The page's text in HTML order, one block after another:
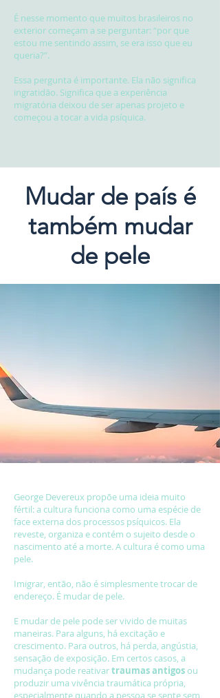
É nesse momento que muitos brasileiros no
exterior começam a se perguntar: “por que
estou me sentindo assim, se era isso que eu
queria?”.
Essa pergunta é importante. Ela não significa
ingratidão. Significa que a experiência
migratória deixou de ser apenas projeto e
começou a tocar a vida psíquica.
Mudar de país é
também mudar
de pele
George Devereux propõe uma ideia muito
fértil: a cultura funciona como uma espécie de
face externa dos processos psíquicos. Ela
reveste, organiza e contém o sujeito desde o
nascimento até a morte. A cultura é como uma
pele.
Imigrar, então, não é simplesmente trocar de
endereço. É mudar de pele.
E mudar de pele pode ser vivido de muitas
maneiras. Para alguns, há excitação e
crescimento. Para outros, há perda, angústia,
sensação de exposição. Em certos casos, a
mudança pode reativartraumas antigosou
produzir uma vivência traumática própria,
especialmente quando a pessoa se sente sem